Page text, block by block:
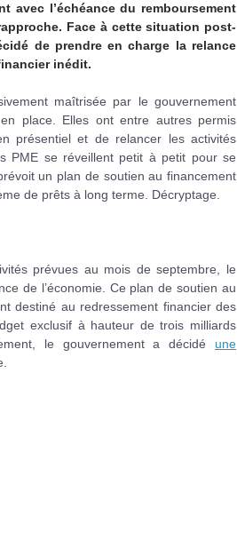
avec l’échéance du remboursement
Face à cette situation post-
de prendre en charge la relance
inédit.
maîtrisée par le gouvernement
place. Elles ont entre autres permis
présentiel et de relancer les activités
PME se réveillent petit à petit pour se
un plan de soutien au financement
de prêts à long terme. Décryptage.
prévues au mois de septembre, le
de l’économie. Ce plan de soutien au
destiné au redressement financier des
exclusif à hauteur de trois milliards
le gouvernement a décidé une